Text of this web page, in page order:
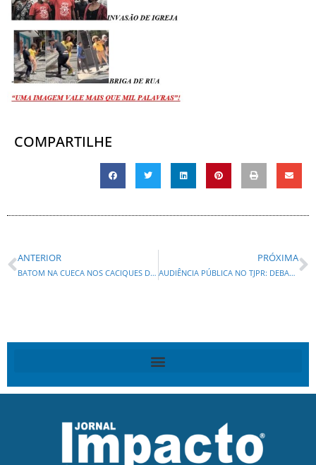
COMPARTILHE
ANTERIOR
BATOM NA CUECA NOS CACIQUES DO PT! Delação de ex-controlador do Banco Master cita Rui Costa, Alcolumbre e integrantes do Judiciário
PRÓXIMA
AUDIÊNCIA PÚBLICA NO TJPR: DEBATE SOBRE O ATENDIMENTO A PESSOAS COM DEFICIÊNCIA EM RESIDÊNCIAS INCLUSIVAS